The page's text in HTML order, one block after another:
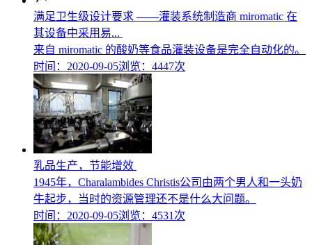
满足卫生级设计要求 ——灌装系统制造商 miromatic 在
其设备中采用易...
来自 miromatic 的酸奶等食品灌装设备是完全自动化的。
时间：2020-09-05浏览：4447次
乳品生产，节能增效
1945年，Charalambides Christis公司由两个男人和一头奶
牛起步，当时的资源管理还不是什么大问题。
时间：2020-09-05浏览：4531次